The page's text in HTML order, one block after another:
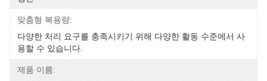
맞춤형 복용량:
다양한 처리 요구를 충족시키기 위해 다양한 활동 수준에서 사
용할 수 있습니다.
제품 이름: